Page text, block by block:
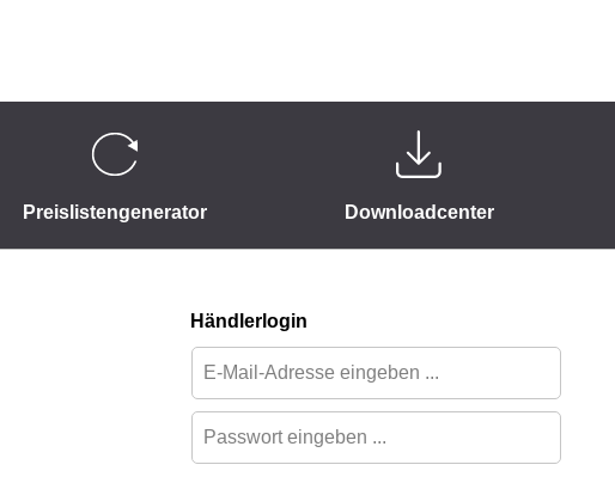
Preislistengenerator Downloadcenter
Händlerlogin